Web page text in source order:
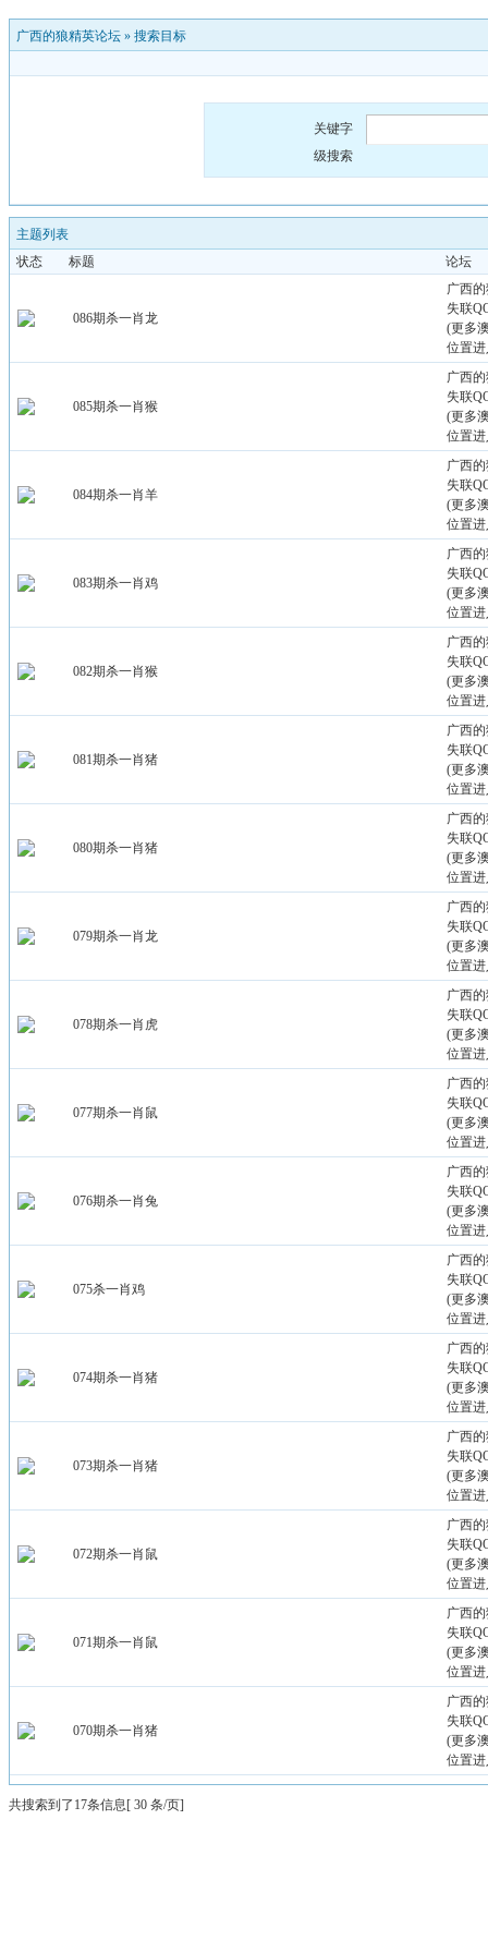
广西的狼精英论坛 » 搜索目标
关键字
级搜索
主题列表
状态
标题 论坛
086期杀一肖龙
广西
失联
(更多
位置
085期杀一肖猴
广西
失联
(更多
位置
084期杀一肖羊
广西
失联
(更多
位置
083期杀一肖鸡
广西
失联
(更多
位置
082期杀一肖猴
广西
失联
(更多
位置
081期杀一肖猪
广西
失联
(更多
位置
080期杀一肖猪
广西
失联
(更多
位置
079期杀一肖龙
广西
失联
(更多
位置
078期杀一肖虎
广西
失联
(更多
位置
077期杀一肖鼠
广西
失联
(更多
位置
076期杀一肖兔
广西
失联
(更多
位置
075杀一肖鸡
广西
失联
(更多
位置
074期杀一肖猪
广西
失联
(更多
位置
073期杀一肖猪
广西
失联
(更多
位置
072期杀一肖鼠
广西
失联
(更多
位置
071期杀一肖鼠
广西
失联
(更多
位置
070期杀一肖猪
广西
失联
(更多
位置
共搜索到了17条信息[ 30 条/页]